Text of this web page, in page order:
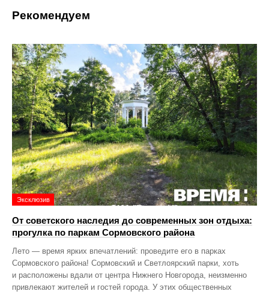
Рекомендуем
Эксклюзив
От советского наследия до современных зон отдыха:
прогулка по паркам Сормовского района
Лето — время ярких впечатлений: проведите его в парках
Сормовского района! Сормовский и Светлоярский парки, хоть
и расположены вдали от центра Нижнего Новгорода, неизменно
привлекают жителей и гостей города. У этих общественных